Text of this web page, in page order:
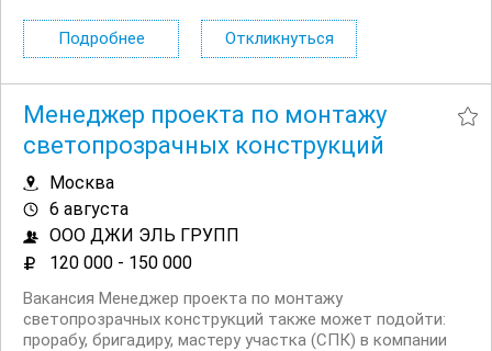
Рассматриваем автомобили любых марок и с любым
типом кузова . Основные задачи: Перевозка продукции
Подробнее Откликнуться
Менеджер проекта по монтажу
светопрозрачных конструкций
Москва
6 августа
ООО ДЖИ ЭЛЬ ГРУПП
120 000 - 150 000
Вакансия Менеджер проекта по монтажу
светопрозрачных конструкций также может подойти:
прорабу, бригадиру, мастеру участка (СПК) в компании